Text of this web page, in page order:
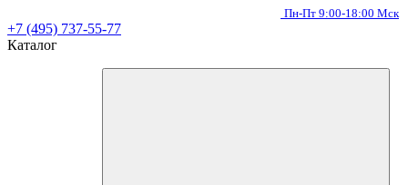
Пн-Пт 9:00-18:00 Мск
+7 (495) 737-55-77
Каталог